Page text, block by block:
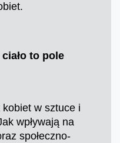
to pole
w sztuce i
wpływają na
społeczno-